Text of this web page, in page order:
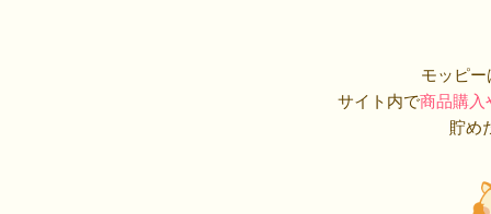
モッピ
サイト内で商品購入
貯め